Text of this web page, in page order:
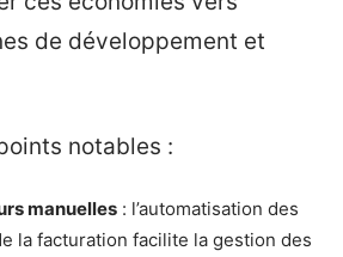
de développement et
notables :
manuelles : l’automatisation des
la facturation facilite la gestion des